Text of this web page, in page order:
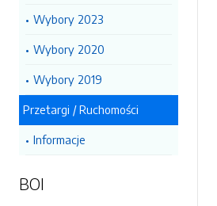
Wybory 2023
Wybory 2020
Wybory 2019
Przetargi / Ruchomości
Informacje
BOI